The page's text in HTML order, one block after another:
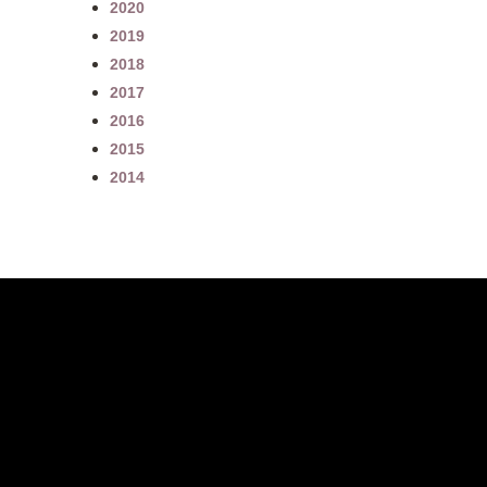
2020
2019
2018
2017
2016
2015
2014